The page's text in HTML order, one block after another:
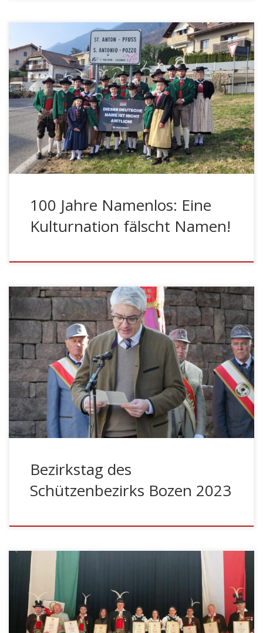
Die Ortsnamengebung ist eine zentrale,
identitätsstiftende Angelegenheit, welche die
wechselvolle Geschichte eines Landes vermittelt.
Insbesondere in Zeiten, in denen alle Welt nach
Ursprünglichkeit und Authentizität sucht, sind historisch
gewachsene Ortsnamen, die lokale Besonderheiten
wiedergeben von unschätzbarem Wert. In einer […]
100 Jahre Namenlos: Eine
Kulturnation fälscht Namen!
LEIFERS – Am Sonntag den 12. März 2023 fand in
Leifers der Bezirkstag des Schützenbezirks Bozen statt.
Ausrichtende Kompanie war die Schützenkompanie
Leifers. Als Ehrengäste anwesend war der
Bürgermeister Stellvertreter der Stadtgemeinde Leifers
Giovanni Seppi.
Bezirkstag des
Schützenbezirks Bozen 2023
Am Sonntag, den 26.02.23 gedachte die
Schützenkompanie Peter Mayr Ritten wieder in
gewohnter Form vor dem Kriegerdenkmal in Lengmoos
der Tiroler Helden Anno 9, der Gefallenen beider